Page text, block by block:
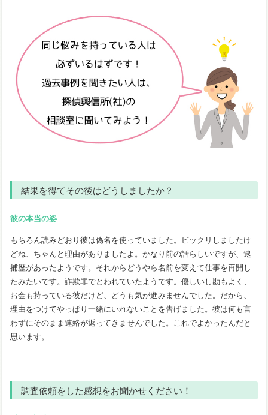
結果を得てその後はどうしましたか？
彼の本当の姿
もちろん読みどおり彼は偽名を使っていました。ビックリしましたけ
どね、ちゃんと理由がありましたよ。かなり前の話らしいですが、逮
捕歴があったようです。それからどうやら名前を変えて仕事を再開し
たみたいです。詐欺罪でとわれていたようです。優しいし勘もよく、
お金も持っている彼だけど、どうも気が進みませんでした。だから、
理由をつけてやっぱり一緒にいれないことを告げました。彼は何も言
わずにそのまま連絡が返ってきませんでした。これでよかったんだと
思います。
調査依頼をした感想をお聞かせください！